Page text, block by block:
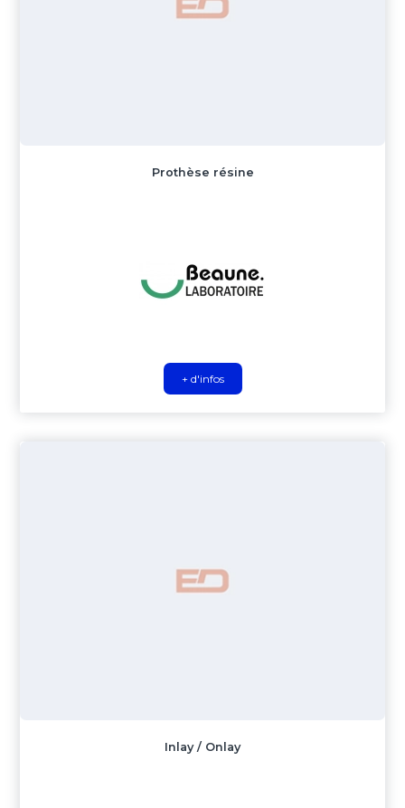
Prothèse résine
+ d'infos
Inlay / Onlay